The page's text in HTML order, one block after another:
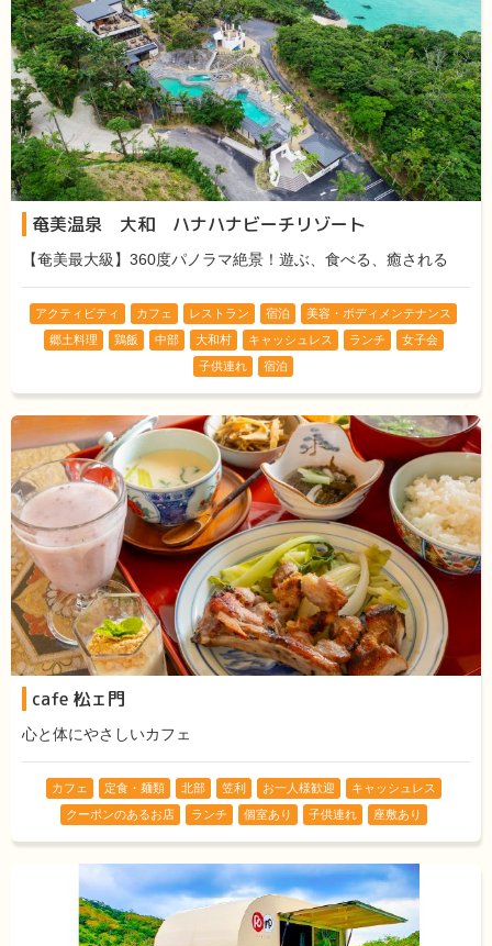
奄美温泉 大和 ハナハナビーチリゾート
【奄美最大級】360度パノラマ絶景！遊ぶ、食べる、癒される
アクティビティ カフェ レストラン 宿泊
美容・ボディメンテナンス
郷土料理
鶏飯 中部 大和村 キャッシュレス ランチ
女子会
子供連れ
宿泊
cafe 松ェ門
心と体にやさしいカフェ
カフェ 定食・麺類 北部 笠利 お一人様歓迎
キャッシュレス
クーポンのあるお店
ランチ 個室あり 子供連れ 座敷あり